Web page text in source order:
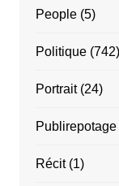
People(5)
Politique(742)
Portrait(24)
Publirepotage
Récit(1)